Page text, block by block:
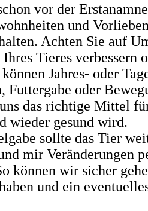
vor der
und
Achten Sie auf
Tieres verbessern
Jahres- oder
Futtergabe oder
das richtige Mittel
wieder gesund wird.
sollte das Tier
mir Veränderungen
können wir sicher
und ein